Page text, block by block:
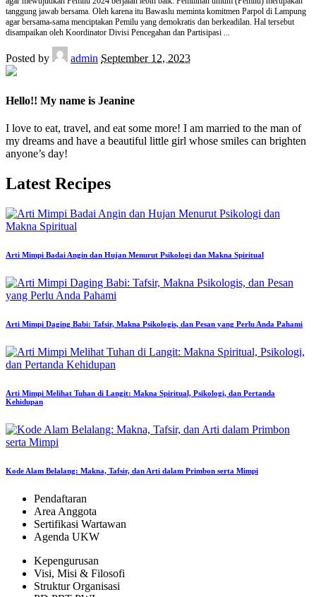
tanggung jawab bersama. Oleh karena itu Bawaslu meminta komitmen Parpol di Lampung
agar bersama-sama menciptakan Pemilu yang demokratis dan berkeadilan. Hal tersebut
disampaikan oleh Koordinator Divisi Pencegahan dan Partisipasi ...
Posted by admin September 12, 2023
Hello!! My name is Jeanine
I love to eat, travel, and eat some more! I am married to the man of
my dreams and have a beautiful little girl whose smiles can brighten
anyone’s day!
Latest Recipes
Arti Mimpi Badai Angin dan Hujan Menurut Psikologi dan Makna Spiritual
Arti Mimpi Daging Babi: Tafsir, Makna Psikologis, dan Pesan yang Perlu Anda Pahami
Arti Mimpi Melihat Tuhan di Langit: Makna Spiritual, Psikologi, dan Pertanda
Kehidupan
Kode Alam Belalang: Makna, Tafsir, dan Arti dalam Primbon serta Mimpi
Pendaftaran
Area Anggota
Sertifikasi Wartawan
Agenda UKW
Kepengurusan
Visi, Misi & Filosofi
Struktur Organisasi